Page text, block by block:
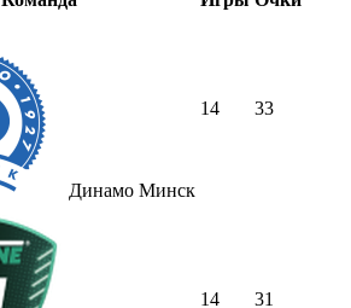
Динамо Минск
14 33
14 31